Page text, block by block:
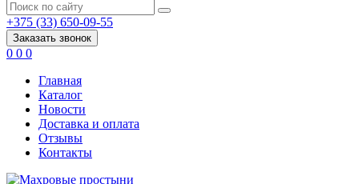
+375 (33) 650-09-55
Заказать звонок
0 0 0
Главная
Каталог
Новости
Доставка и оплата
Отзывы
Контакты